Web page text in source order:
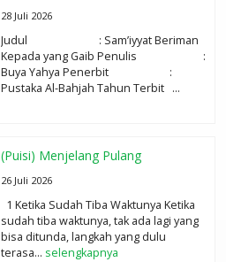
28 Juli 2026
Judul : Sam’iyyat Beriman
Kepada yang Gaib Penulis :
Buya Yahya Penerbit :
Pustaka Al-Bahjah Tahun Terbit ...
(Puisi) Menjelang Pulang
26 Juli 2026
1 Ketika Sudah Tiba Waktunya Ketika
sudah tiba waktunya, tak ada lagi yang
bisa ditunda, langkah yang dulu
terasa... selengkapnya